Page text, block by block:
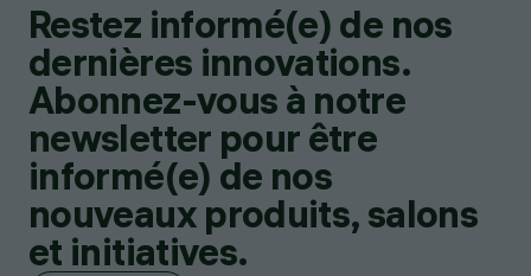
Restez informé(e) de nos
dernières innovations.
Abonnez-vous à notre
newsletter pour être
informé(e) de nos
nouveaux produits, salons
et initiatives.